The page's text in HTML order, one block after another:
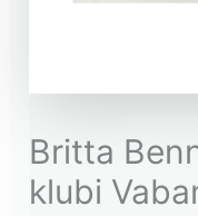
Britta
klubi